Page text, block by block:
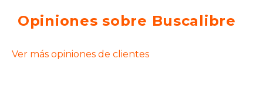
Opiniones sobre Buscalibre
Ver más opiniones de clientes